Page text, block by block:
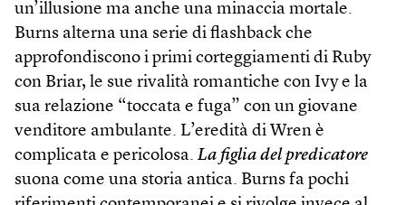
un’illusione ma anche una minaccia mortale.
Burns alterna una serie di flash­back che
approfondiscono i primi corteggiamenti di Ruby
con Briar, le sue rivalità romantiche con Ivy e la
sua relazione “toccata e fuga” con un giovane
venditore ambulante. L’eredità di Wren è
complicata e pericolosa. La figlia del predicatore
suona come una storia antica. Burns fa pochi